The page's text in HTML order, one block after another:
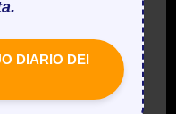
DIARIO DEI